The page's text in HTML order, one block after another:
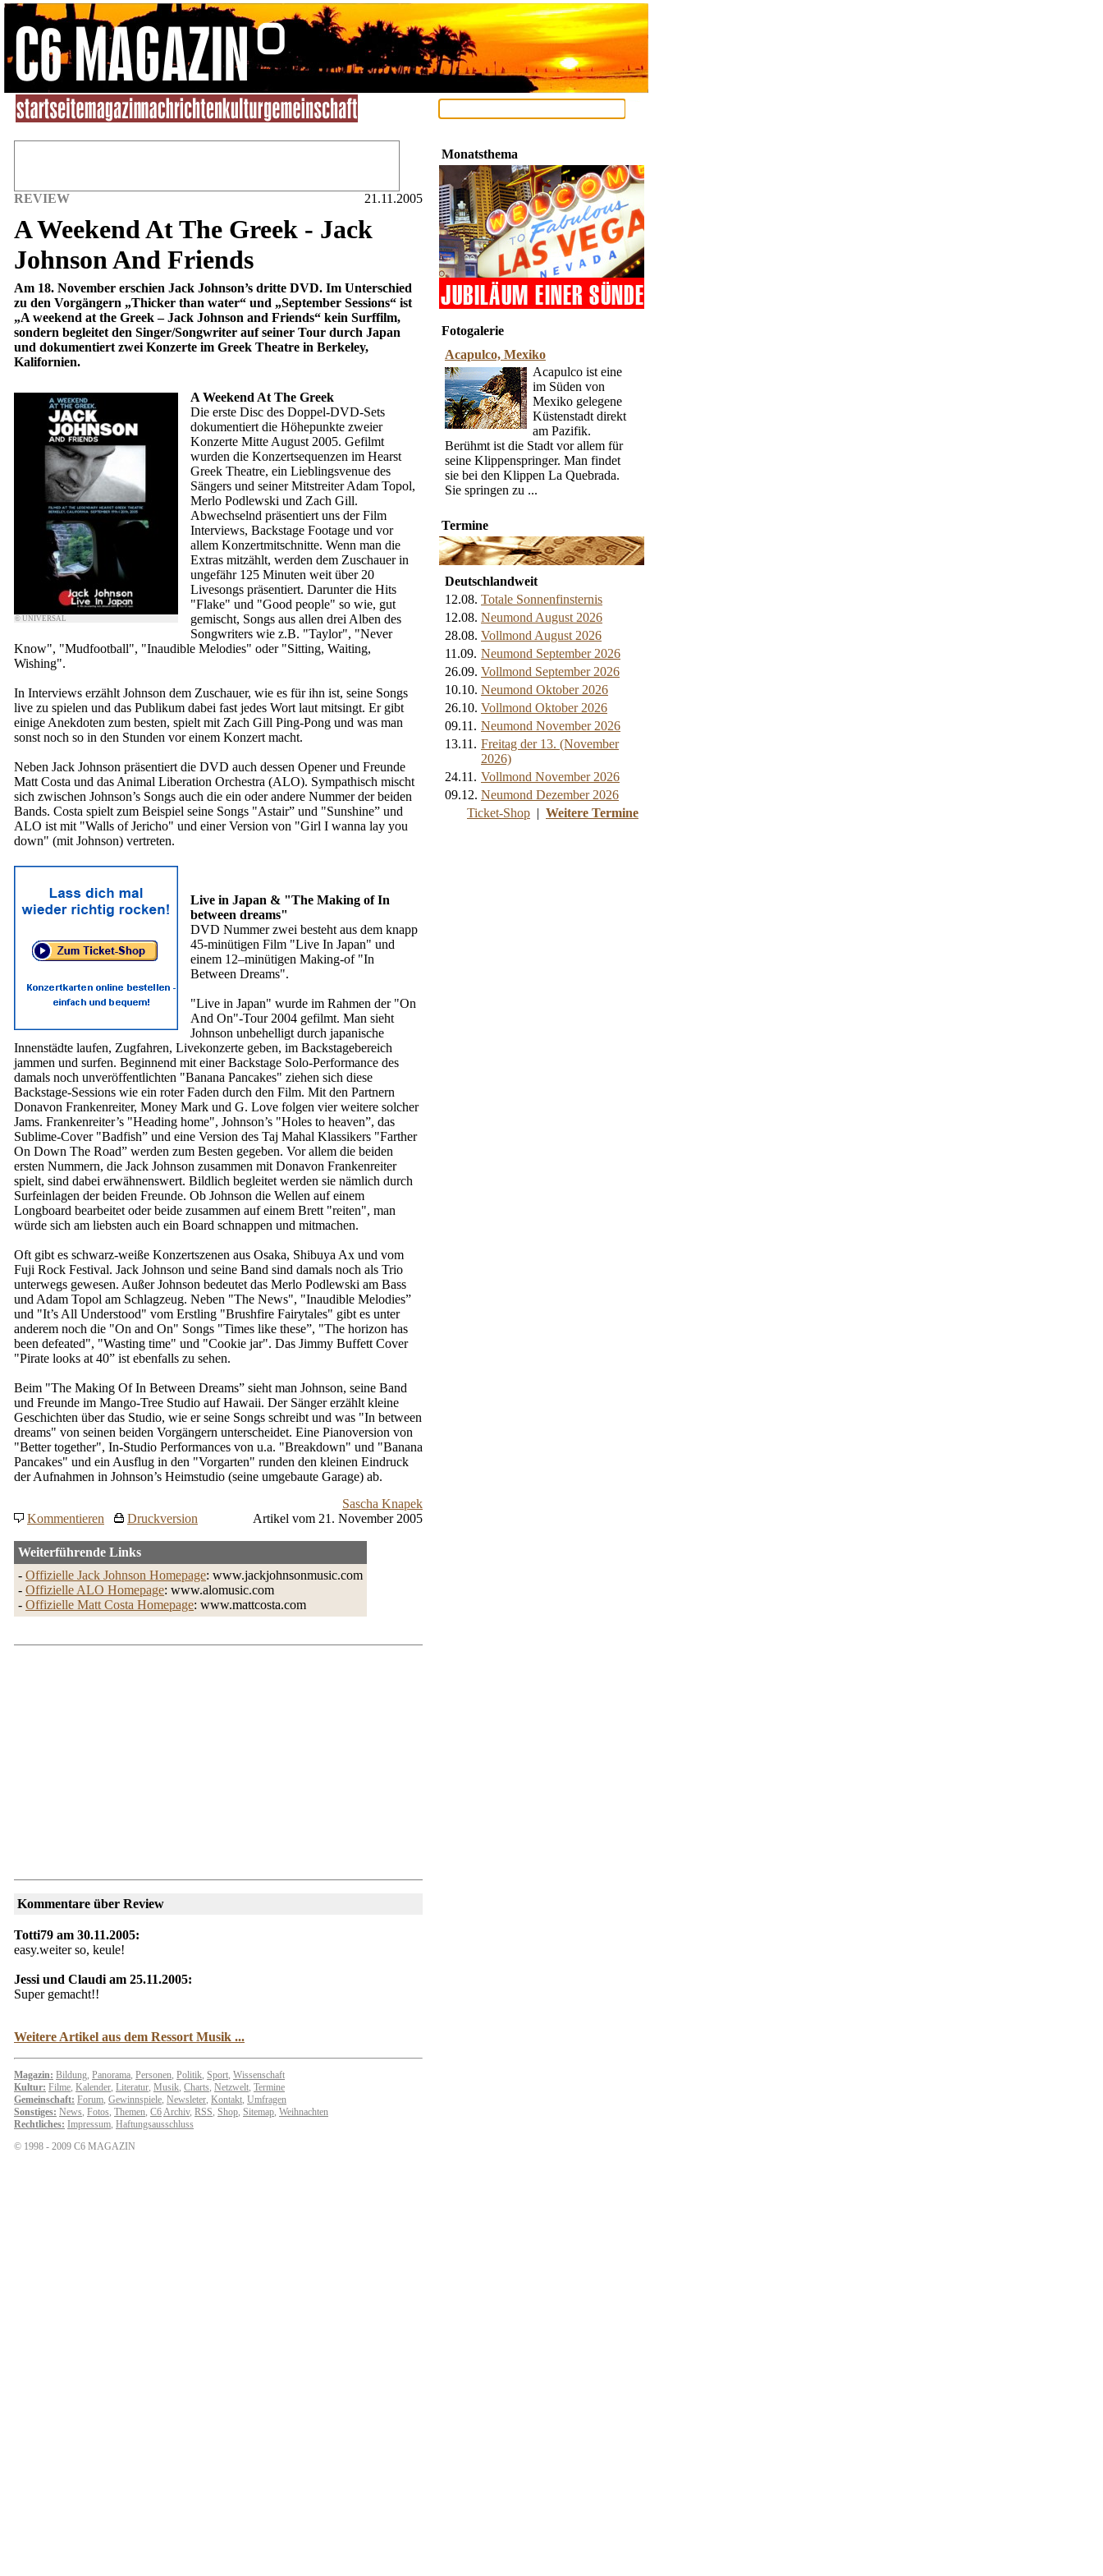
REVIEW 21.11.2005
A Weekend At The Greek - Jack
Johnson And Friends
Am 18. November erschien Jack Johnson’s dritte DVD. Im Unterschied
zu den Vorgängern „Thicker than water“ und „September Sessions“ ist
„A weekend at the Greek – Jack Johnson and Friends“ kein Surffilm,
sondern begleitet den Singer/Songwriter auf seiner Tour durch Japan
und dokumentiert zwei Konzerte im Greek Theatre in Berkeley,
Kalifornien.
© UNIVERSAL
A Weekend At The Greek
Die erste Disc des Doppel-DVD-Sets
dokumentiert die Höhepunkte zweier
Konzerte Mitte August 2005. Gefilmt
wurden die Konzertsequenzen im Hearst
Greek Theatre, ein Lieblingsvenue des
Sängers und seiner Mitstreiter Adam Topol,
Merlo Podlewski und Zach Gill.
Abwechselnd präsentiert uns der Film
Interviews, Backstage Footage und vor
allem Konzertmitschnitte. Wenn man die
Extras mitzählt, werden dem Zuschauer in
ungefähr 125 Minuten weit über 20
Livesongs präsentiert. Darunter die Hits
"Flake" und "Good people" so wie, gut
gemischt, Songs aus allen drei Alben des
Songwriters wie z.B. "Taylor", "Never
Know", "Mudfootball", "Inaudible Melodies" oder "Sitting, Waiting,
Wishing".
In Interviews erzählt Johnson dem Zuschauer, wie es für ihn ist, seine Songs
live zu spielen und das Publikum dabei fast jedes Wort laut mitsingt. Er gibt
einige Anekdoten zum besten, spielt mit Zach Gill Ping-Pong und was man
sonst noch so in den Stunden vor einem Konzert macht.
Neben Jack Johnson präsentiert die DVD auch dessen Opener und Freunde
Matt Costa und das Animal Liberation Orchestra (ALO). Sympathisch mischt
sich zwischen Johnson’s Songs auch die ein oder andere Nummer der beiden
Bands. Costa spielt zum Beispiel seine Songs "Astair” und "Sunshine” und
ALO ist mit "Walls of Jericho" und einer Version von "Girl I wanna lay you
down" (mit Johnson) vertreten.
Live in Japan & "The Making of In
between dreams"
DVD Nummer zwei besteht aus dem knapp
45-minütigen Film "Live In Japan" und
einem 12–minütigen Making-of "In
Between Dreams".
"Live in Japan" wurde im Rahmen der "On
And On"-Tour 2004 gefilmt. Man sieht
Johnson unbehelligt durch japanische
Innenstädte laufen, Zugfahren, Livekonzerte geben, im Backstagebereich
jammen und surfen. Beginnend mit einer Backstage Solo-Performance des
damals noch unveröffentlichten "Banana Pancakes" ziehen sich diese
Backstage-Sessions wie ein roter Faden durch den Film. Mit den Partnern
Donavon Frankenreiter, Money Mark und G. Love folgen vier weitere solcher
Jams. Frankenreiter’s "Heading home", Johnson’s "Holes to heaven”, das
Sublime-Cover "Badfish” und eine Version des Taj Mahal Klassikers "Farther
On Down The Road” werden zum Besten gegeben. Vor allem die beiden
ersten Nummern, die Jack Johnson zusammen mit Donavon Frankenreiter
spielt, sind dabei erwähnenswert. Bildlich begleitet werden sie nämlich durch
Surfeinlagen der beiden Freunde. Ob Johnson die Wellen auf einem
Longboard bearbeitet oder beide zusammen auf einem Brett "reiten", man
würde sich am liebsten auch ein Board schnappen und mitmachen.
Oft gibt es schwarz-weiße Konzertszenen aus Osaka, Shibuya Ax und vom
Fuji Rock Festival. Jack Johnson und seine Band sind damals noch als Trio
unterwegs gewesen. Außer Johnson bedeutet das Merlo Podlewski am Bass
und Adam Topol am Schlagzeug. Neben "The News", "Inaudible Melodies”
und "It’s All Understood" vom Erstling "Brushfire Fairytales" gibt es unter
anderem noch die "On and On" Songs "Times like these”, "The horizon has
been defeated", "Wasting time" und "Cookie jar". Das Jimmy Buffett Cover
"Pirate looks at 40” ist ebenfalls zu sehen.
Beim "The Making Of In Between Dreams” sieht man Johnson, seine Band
und Freunde im Mango-Tree Studio auf Hawaii. Der Sänger erzählt kleine
Geschichten über das Studio, wie er seine Songs schreibt und was "In between
dreams" von seinen beiden Vorgängern unterscheidet. Eine Pianoversion von
"Better together", In-Studio Performances von u.a. "Breakdown" und "Banana
Pancakes" und ein Ausflug in den "Vorgarten" runden den kleinen Eindruck
der Aufnahmen in Johnson’s Heimstudio (seine umgebaute Garage) ab.
Sascha Knapek
Kommentieren
Druckversion Artikel vom 21. November 2005
Weiterführende Links
- Offizielle Jack Johnson Homepage: www.jackjohnsonmusic.com
- Offizielle ALO Homepage: www.alomusic.com
- Offizielle Matt Costa Homepage: www.mattcosta.com
Kommentare über Review
Totti79 am 30.11.2005:
easy.weiter so, keule!
Jessi und Claudi am 25.11.2005:
Super gemacht!!
Weitere Artikel aus dem Ressort Musik ...
Magazin: Bildung, Panorama, Personen, Politik, Sport, Wissenschaft
Kultur: Filme, Kalender, Literatur, Musik, Charts, Netzwelt, Termine
Gemeinschaft: Forum, Gewinnspiele, Newsleter, Kontakt, Umfragen
Sonstiges: News, Fotos, Themen, C6Archiv, RSS, Shop, Sitemap, Weihnachten
Rechtliches: Impressum, Haftungsausschluss
© 1998 - 2009 C6 MAGAZIN
Monatsthema
Fotogalerie
Acapulco, Mexiko
Acapulco ist eine
im Süden von
Mexiko gelegene
Küstenstadt direkt
am Pazifik.
Berühmt ist die Stadt vor allem für
seine Klippenspringer. Man findet
sie bei den Klippen La Quebrada.
Sie springen zu ...
Termine
Deutschlandweit
12.08. Totale Sonnenfinsternis
12.08. Neumond August 2026
28.08. Vollmond August 2026
11.09. Neumond September 2026
26.09. Vollmond September 2026
10.10. Neumond Oktober 2026
26.10. Vollmond Oktober 2026
09.11. Neumond November 2026
13.11. Freitag der 13. (November
2026)
24.11. Vollmond November 2026
09.12. Neumond Dezember 2026
Ticket-Shop | Weitere Termine